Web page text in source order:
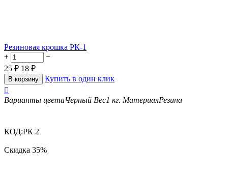
Резиновая крошка РК-1
+
−
25 ₽ 18 ₽
В корзину
Купить в один клик

Варианты цветаЧерный Вес1 кг. МатериалРезина
КОД:РК 2
Скидка 35%